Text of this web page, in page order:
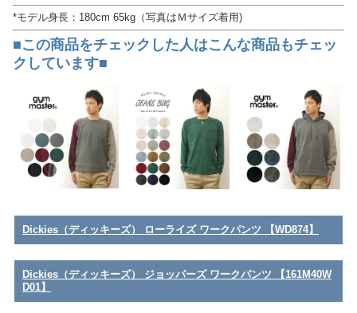
*モデル身長：180cm 65kg（写真はＭサイズ着用)
■この商品をチェックした人はこんな商品もチェッ
クしています■
Dickies（ディッキーズ） ローライズ ワークパンツ 【WD874】
Dickies（ディッキーズ） ジョッパーズ ワークパンツ 【161M40W
D01】